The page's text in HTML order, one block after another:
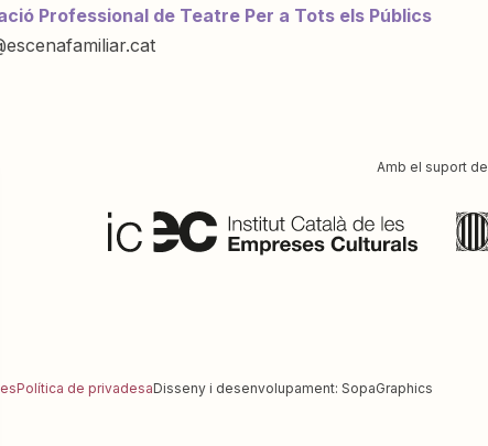
Professional de Teatre Per a Tots els Públics
Amb el suport de
Política de privadesaDisseny i desenvolupament: SopaGraphics